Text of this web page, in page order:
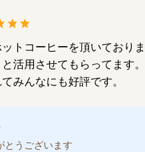
トコーヒーを頂いており
活用させてもらってます。
みんなにも好評です。
とうございます